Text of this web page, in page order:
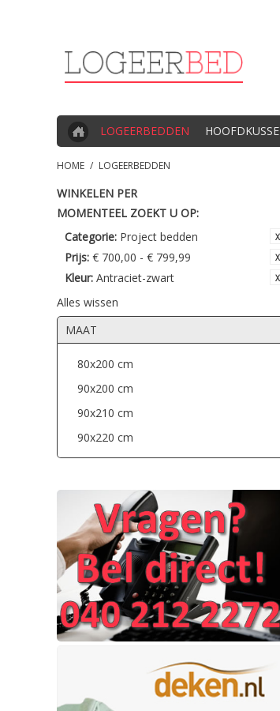
LOGEERBEDDEN
HOME / LOGEERBEDDEN
WINKELEN PER
MOMENTEEL ZOEKT U OP:
Categorie: Project bedden
Prijs: € 700,00 - € 799,99
Kleur: Antraciet-zwart
Alles wissen
MAAT
80x200 cm
90x200 cm
90x210 cm
90x220 cm